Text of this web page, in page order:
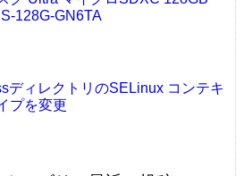
128G-GN6TA
ディレクトリのSELinux コンテキ
プを変更